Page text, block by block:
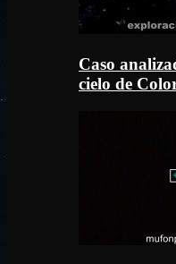
Caso
cielo de